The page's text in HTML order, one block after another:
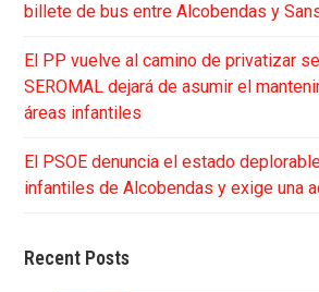
billete de bus entre Alcobendas y
El PP vuelve al camino de privatizar
SEROMAL dejará de asumir el
áreas infantiles
El PSOE denuncia el estado
infantiles de Alcobendas y exige una
Recent Posts